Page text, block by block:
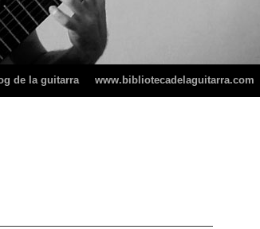
de la guitarra www.bibliotecadelaguitarra.com